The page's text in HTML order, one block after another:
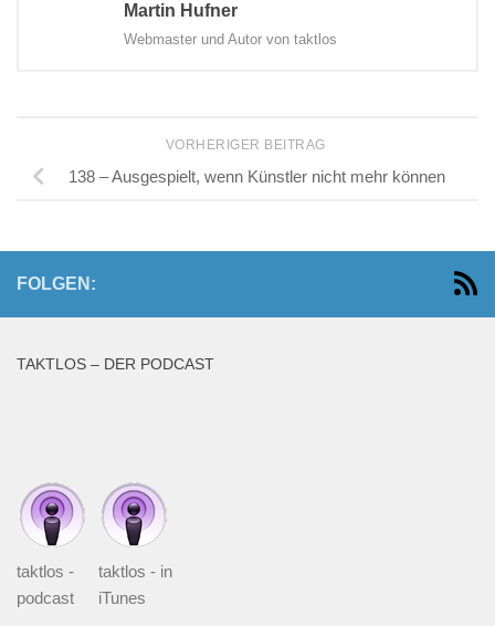
Martin Hufner
Webmaster und Autor von taktlos
VORHERIGER BEITRAG
138 – Ausgespielt, wenn Künstler nicht mehr können
FOLGEN:
TAKTLOS – DER PODCAST
taktlos -
podcast
taktlos - in
iTunes